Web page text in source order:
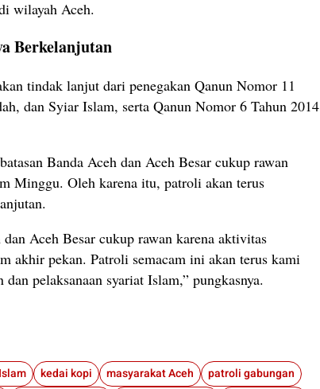
wilayah Aceh.
Berkelanjutan
tindak lanjut dari penegakan Qanun Nomor 11
dan Syiar Islam, serta Qanun Nomor 6 Tahun 2014
Banda Aceh dan Aceh Besar cukup rawan
Minggu. Oleh karena itu, patroli akan terus
Aceh Besar cukup rawan karena aktivitas
akhir pekan. Patroli semacam ini akan terus kami
pelaksanaan syariat Islam,” pungkasnya.
kedai kopi masyarakat Aceh
patroli gabungan